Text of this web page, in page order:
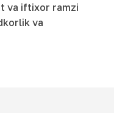
va iftixor ramzi
va